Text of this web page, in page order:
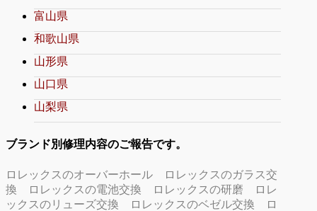
富山県
和歌山県
山形県
山口県
山梨県
ブランド別修理内容のご報告です。
ロレックスのオーバーホール
ロレックスのガラス交
換
ロレックスの電池交換 ロレックスの研磨
ロレ
ックスのリューズ交換
ロレックスのベゼル交換
ロ